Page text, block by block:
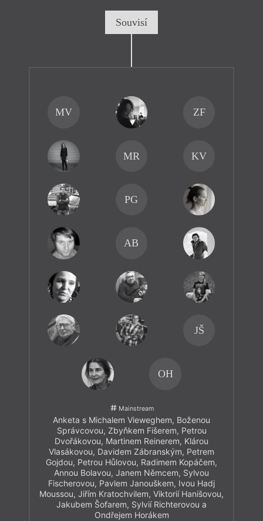
Souvisí
MV ZF
MR KV
PG
AB
JŠ
OH
Mainstream
Anketa s Michalem Vieweghem, Boženou
Správcovou, Zbyňkem Fišerem, Petrou
Dvořákovou, Martinem Reinerem, Klárou
Vlasákovou, Davidem Zábranským, Petrem
Gojdou, Petrou Hůlovou, Radimem Kopáčem,
Annou Bolavou, Janem Němcem, Sylvou
Fischerovou, Pavlem Janouškem, Ivou Hadj
Moussou, Jiřím Kratochvilem, Viktorií Hanišovou,
Jakubem Šofarem, Sylvií Richterovou a
Ondřejem Horákem